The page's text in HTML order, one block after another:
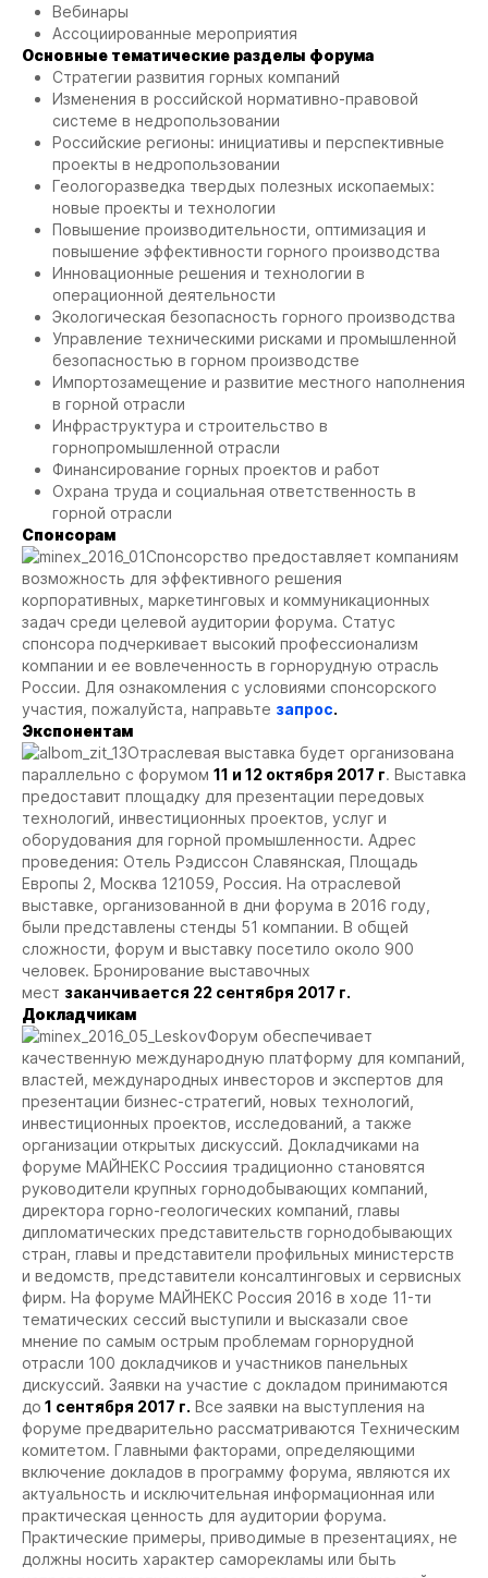
Вебинары
Ассоциированные мероприятия
Основные тематические разделы форума
Стратегии развития горных компаний
Изменения в российской нормативно-правовой
системе в недропользовании
Российские регионы: инициативы и перспективные
проекты в недропользовании
Геологоразведка твердых полезных ископаемых:
новые проекты и технологии
Повышение производительности, оптимизация и
повышение эффективности горного производства
Инновационные решения и технологии в
операционной деятельности
Экологическая безопасность горного производства
Управление техническими рисками и промышленной
безопасностью в горном производстве
Импортозамещение и развитие местного наполнения
в горной отрасли
Инфраструктура и строительство в
горнопромышленной отрасли
Финансирование горных проектов и работ
Охрана труда и социальная ответственность в
горной отрасли
Спонсорам
Спонсорство предоставляет компаниям
возможность для эффективного решения
корпоративных, маркетинговых и коммуникационных
задач среди целевой аудитории форума. Статус
спонсора подчеркивает высокий профессионализм
компании и ее вовлеченность в горнорудную отрасль
России. Для ознакомления с условиями спонсорского
участия, пожалуйста, направьте запрос.
Экспонентам
Отраслевая выставка будет организована
параллельно с форумом 11 и 12 октября 2017 г. Выставка
предоставит площадку для презентации передовых
технологий, инвестиционных проектов, услуг и
оборудования для горной промышленности. Адрес
проведения: Отель Рэдиссон Славянская, Площадь
Европы 2, Москва 121059, Россия. На отраслевой
выставке, организованной в дни форума в 2016 году,
были представлены стенды 51 компании. В общей
сложности, форум и выставку посетило около 900
человек. Бронирование выставочных
мест заканчивается 22 сентября 2017 г.
Докладчикам
Форум обеспечивает
качественную международную платформу для компаний,
властей, международных инвесторов и экспертов для
презентации бизнес-стратегий, новых технологий,
инвестиционных проектов, исследований, а также
организации открытых дискуссий. Докладчиками на
форуме МАЙНЕКС Россиия традиционно становятся
руководители крупных горнодобывающих компаний,
директора горно-геологических компаний, главы
дипломатических представительств горнодобывающих
стран, главы и представители профильных министерств
и ведомств, представители консалтинговых и сервисных
фирм. На форуме МАЙНЕКС Россия 2016 в ходе 11-ти
тематических сессий выступили и высказали свое
мнение по самым острым проблемам горнорудной
отрасли 100 докладчиков и участников панельных
дискуссий. Заявки на участие с докладом принимаются
до 1 сентября 2017 г. Все заявки на выступления на
форуме предварительно рассматриваются Техническим
комитетом. Главными факторами, определяющими
включение докладов в программу форума, являются их
актуальность и исключительная информационная или
практическая ценность для аудитории форума.
Практические примеры, приводимые в презентациях, не
должны носить характер саморекламы или быть